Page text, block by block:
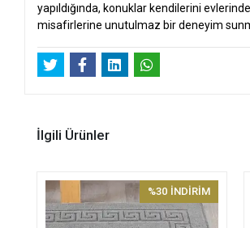
yapıldığında, konuklar kendilerini
misafirlerine unutulmaz bir deneyim
İlgili Ürünler
%30 İNDİRİM